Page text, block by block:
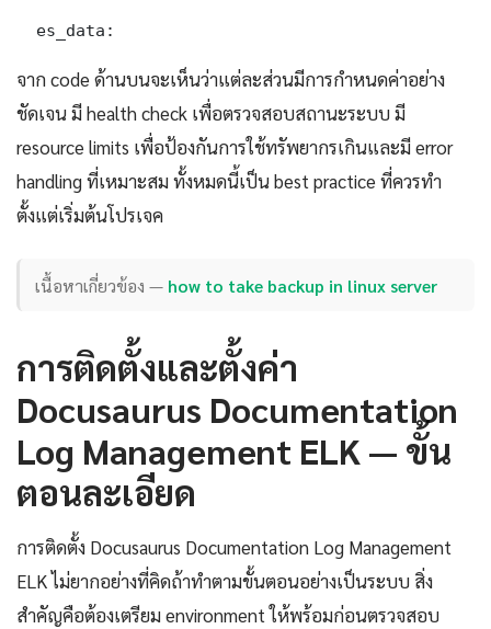
  es_data:
จาก code ด้านบนจะเห็นว่าแต่ละส่วนมีการกำหนดค่าอย่าง
ชัดเจน มี health check เพื่อตรวจสอบสถานะระบบ มี
resource limits เพื่อป้องกันการใช้ทรัพยากรเกินและมี error
handling ที่เหมาะสม ทั้งหมดนี้เป็น best practice ที่ควรทำ
ตั้งแต่เริ่มต้นโปรเจค
เนื้อหาเกี่ยวข้อง — how to take backup in linux server
การติดตั้งและตั้งค่า
Docusaurus Documentation
Log Management ELK — ขั้น
ตอนละเอียด
การติดตั้ง Docusaurus Documentation Log Management
ELK ไม่ยากอย่างที่คิดถ้าทำตามขั้นตอนอย่างเป็นระบบ สิ่ง
สำคัญคือต้องเตรียม environment ให้พร้อมก่อนตรวจสอบ